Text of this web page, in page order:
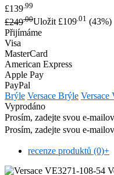
£139 .99
£249.00Uložit £109.01 (43%)
Přijímáme
Visa
MasterCard
American Express
Apple Pay
PayPal
Brýle Versace Brýle Versace
Vyprodáno
Prosím, zadejte svou e-
Prosím, zadejte svou e-
recenze produktů (0)+